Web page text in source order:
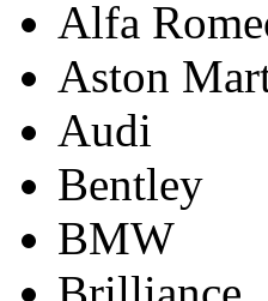
Alfa
Aston
Audi
Bentley
BMW